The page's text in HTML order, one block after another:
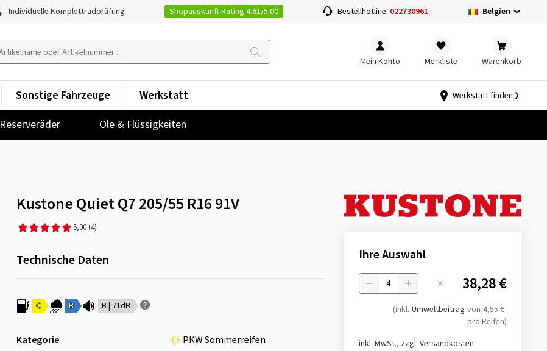
Individuelle Komplettradprüfung Shopauskunft Rating 4.61/5.00 Bestellhotline: 022730961 Belgien
Mein Konto Merkliste Warenkorb
Reserveräder Öle & Flüssigkeiten
Sonstige Fahrzeuge Werkstatt Werkstatt finden
Kustone Quiet Q7 205/55 R16 91V
5,00 (4)
Technische Daten
C B B | 71dB
Kategorie
PKW Sommerreifen
Ihre Auswahl
Menge 38,28 €
(inkl. Umweltbeitrag von 4,55 €
pro Reifen)
inkl. MwSt., zzgl. Versandkosten